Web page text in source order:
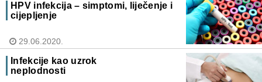
HPV infekcija – simptomi, liječenje i
cijepljenje
29.06.2020.
Infekcije kao uzrok
neplodnosti